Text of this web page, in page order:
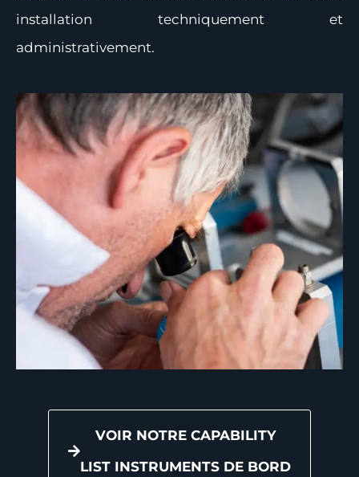
installation techniquement et
administrativement.
VOIR NOTRE CAPABILITY
LIST INSTRUMENTS DE BORD